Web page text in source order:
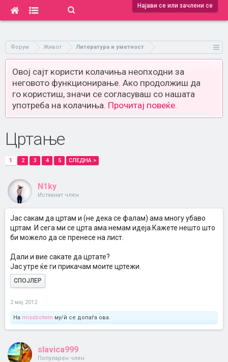
Најави се или зачлени се
Форум Живот Литература и уметност
Овој сајт користи колачиња неопходни за
неговото функционирање. Ако продолжиш да
го користиш, значи се согласуваш со нашата
употреба на колачиња. Прочитај повеќе.
Цртање
1 2 3 4 5 СЛЕДНА >
N1ky
Истакнат член
Јас сакам да цртам и (не дека се фалам) ама многу убаво
цртам. И сега ми се црта ама немам идеја.Кажете нешто што
би можело да се пренесе на лист.
Дали и вие сакате да цртате?
Јас утре ќе ги прикачам моите цртежи.
СПОЈЛЕР
2 мај 2012
На missbotwin му/ѝ се допаѓа ова.
slavica999
Популарен член